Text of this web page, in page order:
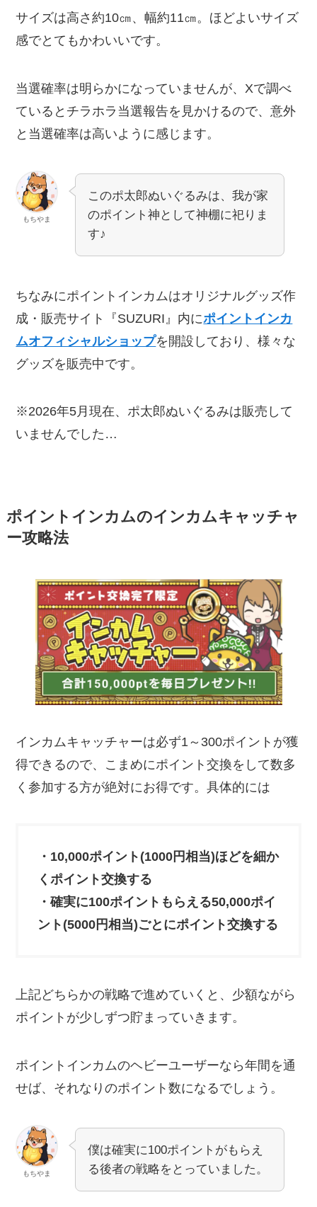
サイズは高さ約10㎝、幅約11㎝。ほどよいサイズ
感でとてもかわいいです。
当選確率は明らかになっていませんが、Xで調べ
ているとチラホラ当選報告を見かけるので、意外
と当選確率は高いように感じます。
もちやま
このポ太郎ぬいぐるみは、我が家
のポイント神として神棚に祀りま
す♪
ちなみにポイントインカムはオリジナルグッズ作
成・販売サイト『SUZURI』内にポイントインカ
ムオフィシャルショップを開設しており、様々な
グッズを販売中です。
※2026年5月現在、ポ太郎ぬいぐるみは販売して
いませんでした…
ポイントインカムのインカムキャッチャ
ー攻略法
インカムキャッチャーは必ず1～300ポイントが獲
得できるので、こまめにポイント交換をして数多
く参加する方が絶対にお得です。具体的には
・10,000ポイント(1000円相当)ほどを細か
くポイント交換する
・確実に100ポイントもらえる50,000ポイ
ント(5000円相当)ごとにポイント交換する
上記どちらかの戦略で進めていくと、少額ながら
ポイントが少しずつ貯まっていきます。
ポイントインカムのヘビーユーザーなら年間を通
せば、それなりのポイント数になるでしょう。
もちやま
僕は確実に100ポイントがもらえ
る後者の戦略をとっていました。